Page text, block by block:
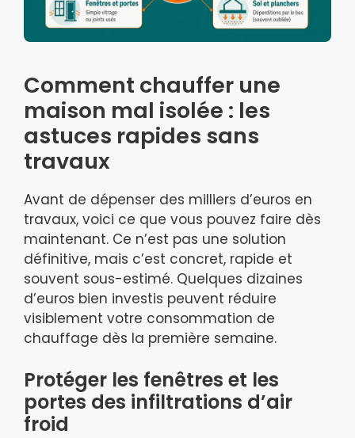
Comment chauffer une
maison mal isolée : les
astuces rapides sans
travaux
Avant de dépenser des milliers d’euros en
travaux, voici ce que vous pouvez faire dès
maintenant. Ce n’est pas une solution
définitive, mais c’est concret, rapide et
souvent sous-estimé. Quelques dizaines
d’euros bien investis peuvent réduire
visiblement votre consommation de
chauffage dès la première semaine.
Protéger les fenêtres et les
portes des infiltrations d’air
froid